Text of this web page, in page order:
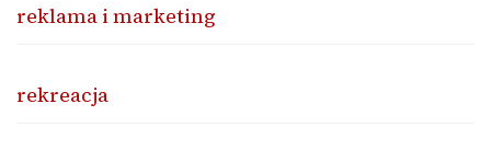
reklama i marketing
rekreacja